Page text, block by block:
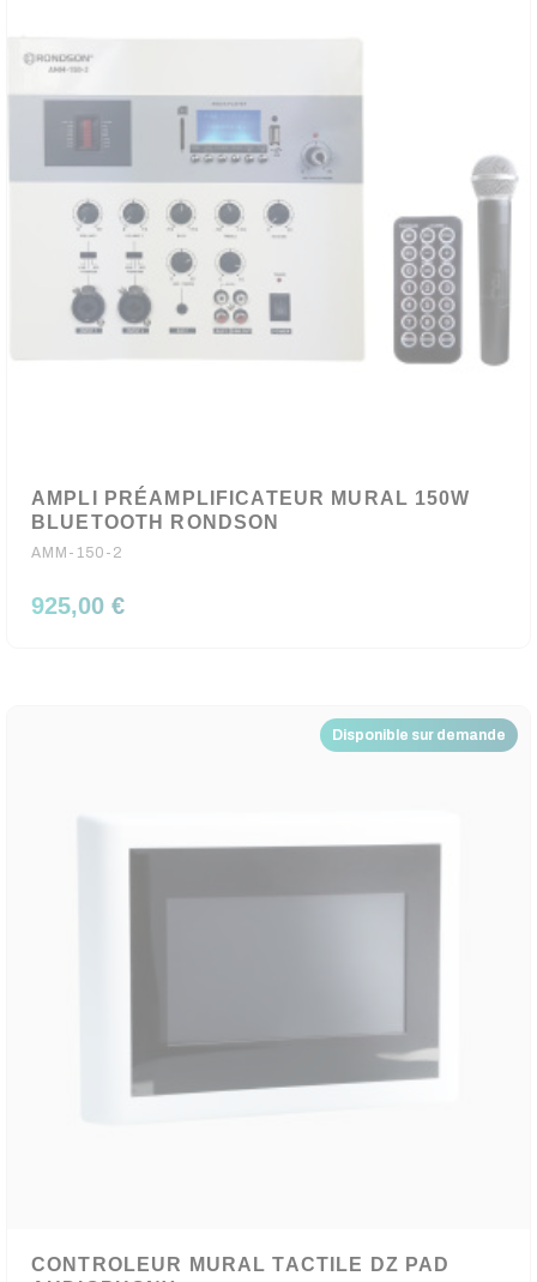
AMPLI PRÉAMPLIFICATEUR MURAL 150W
BLUETOOTH RONDSON
AMM-150-2
925,00 €
Disponible sur demande
CONTROLEUR MURAL TACTILE DZ PAD